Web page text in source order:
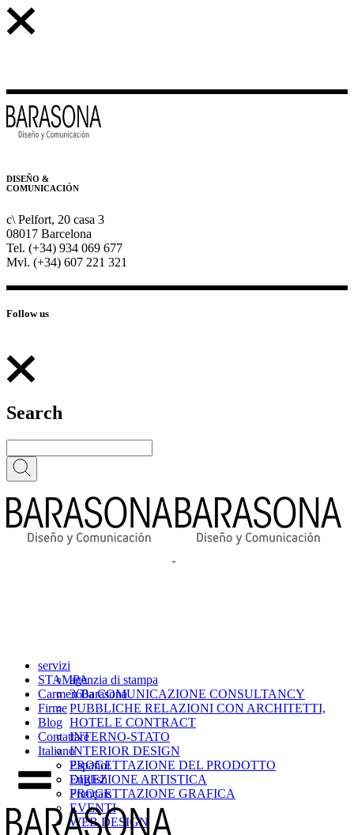
DISEÑO &
COMUNICACIÓN
c\ Pelfort, 20 casa 3
08017 Barcelona
Tel. (+34) 934 069 677
Mvl. (+34) 607 221 321
Follow us
Search
servizi
agenzia di stampa
360a COMUNICAZIONE CONSULTANCY
PUBBLICHE RELAZIONI CON ARCHITETTI,
HOTEL E CONTRACT
INTERNO-STATO
INTERIOR DESIGN
PROGETTAZIONE DEL PRODOTTO
DIREZIONE ARTISTICA
PROGETTAZIONE GRAFICA
EVENTI
WEB DESIGN
STAMPA
Carmen Barasona
Firme
Blog
Contattare
Italiano
Español
English
Français